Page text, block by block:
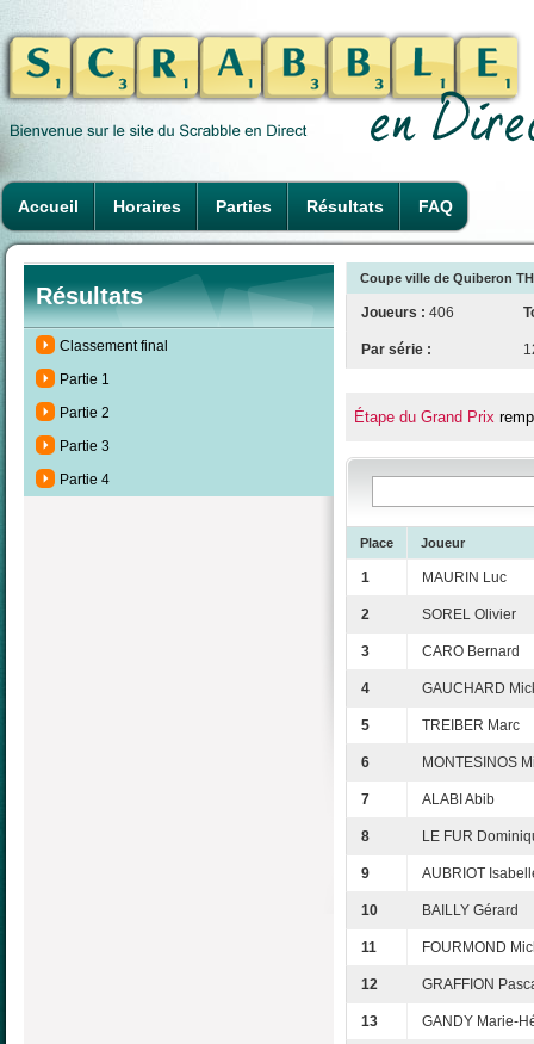
Accueil Horaires Parties Résultats FAQ
Résultats
Classement final
Partie 1
Partie 2
Partie 3
Partie 4
Coupe ville de Quiberon
Joueurs : 406
Par série :
Étape du Grand Prix
Place Joueur
1 MAURIN Luc
2 SOREL Olivier
3 CARO Bernard
4 GAUCHARD
5 TREIBER Marc
6 MONTESINOS
7 ALABI Abib
8 LE FUR
9 AUBRIOT
10 BAILLY Gérard
11 FOURMOND
12 GRAFFION
13 GANDY Marie-